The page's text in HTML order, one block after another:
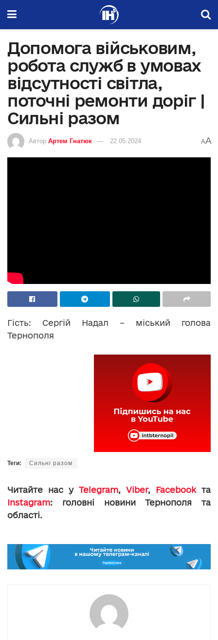
Допомога військовим,
робота служб в умовах
відсутності світла,
поточні ремонти доріг |
Сильні разом
Автор Артем Гнатюк 22.05.2024 AA
Гість: Сергій Надал – міський голова
Тернополя
Теги: Сильні разом
Читайте нас у Telegram, Viber, Facebookта
Instagram: головні новини Тернополя та
області.